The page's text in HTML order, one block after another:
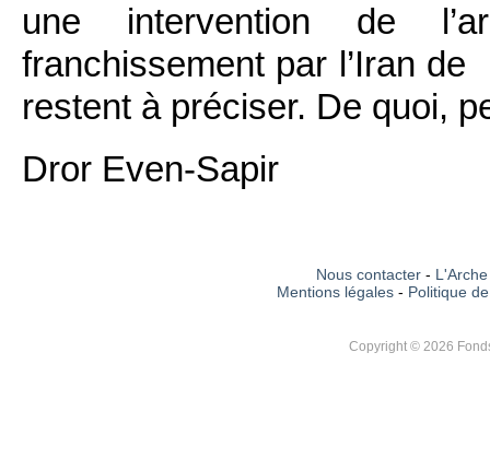
une intervention de
franchissement par l’Iran
restent à préciser. De quoi,
Dror Even-Sapir
Nous contacter-
Mentions légales - Politique
Copyright © 2026